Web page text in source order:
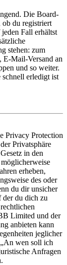
Die Board-
ob du registriert
Fall erhältst
stehen: zum
E-Mail-Versand an
und so weiter.
erledigt ist
Privacy Protection
Privatsphäre
in den
erheben,
des oder
du dir unsicher
der du dich zu
Limited und der
anbieten kann
jeglicher
wen soll ich
Anfragen